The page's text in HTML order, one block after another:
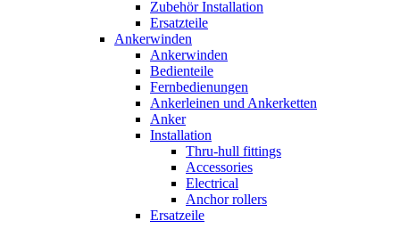
Zubehör Installation
Ersatzteile
Ankerwinden
Ankerwinden
Bedienteile
Fernbedienungen
Ankerleinen und Ankerketten
Anker
Installation
Thru-hull fittings
Accessories
Electrical
Anchor rollers
Ersatzeile